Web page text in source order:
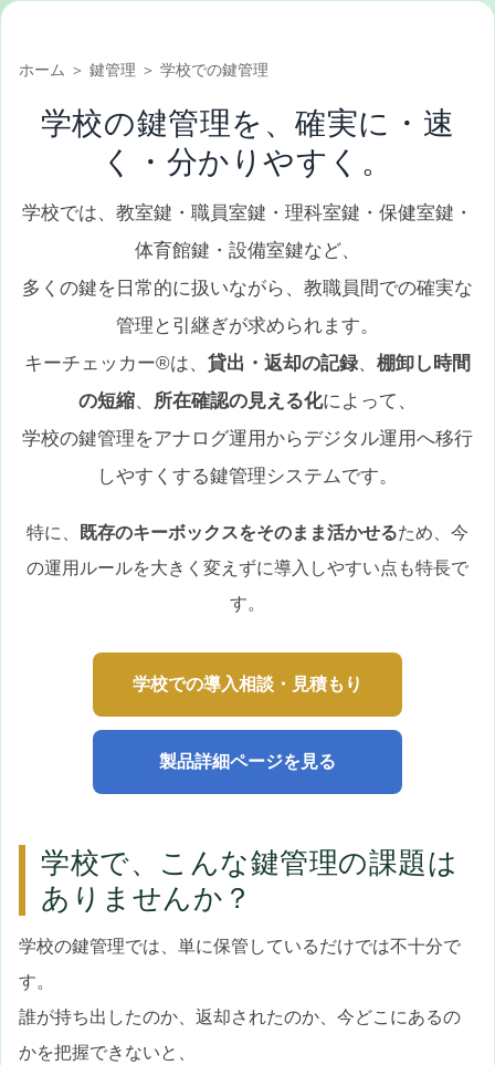
ホーム ＞ 鍵管理 ＞ 学校での鍵管理
学校の鍵管理を、確実に・速
く・分かりやすく。
学校では、教室鍵・職員室鍵・理科室鍵・保健室鍵・
体育館鍵・設備室鍵など、
多くの鍵を日常的に扱いながら、教職員間での確実な
管理と引継ぎが求められます。
キーチェッカー®は、 貸出・返却の記録、 棚卸し時間
の短縮、 所在確認の見える化によって、
学校の鍵管理をアナログ運用からデジタル運用へ移行
しやすくする鍵管理システムです。
特に、 既存のキーボックスをそのまま活かせるため、今
の運用ルールを大きく変えずに導入しやすい点も特長で
す。
学校での導入相談・見積もり
製品詳細ページを見る
学校で、こんな鍵管理の課題は
ありませんか？
学校の鍵管理では、単に保管しているだけでは不十分で
す。
誰が持ち出したのか、返却されたのか、今どこにあるの
かを把握できないと、